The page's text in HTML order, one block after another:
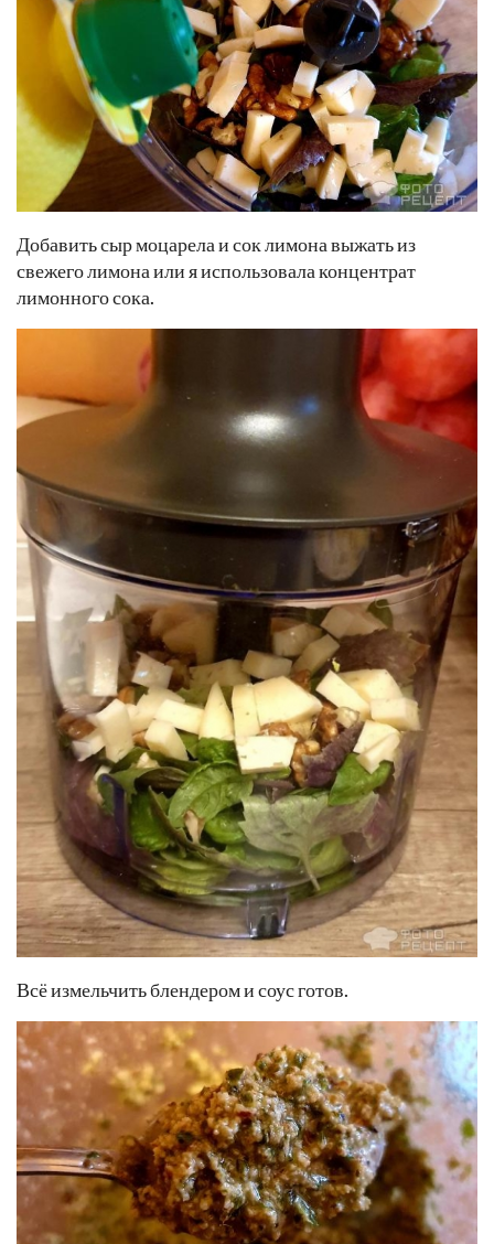
Добавить сыр моцарела и сок лимона выжать из
свежего лимона или я использовала концентрат
лимонного сока.
Всё измельчить блендером и соус готов.